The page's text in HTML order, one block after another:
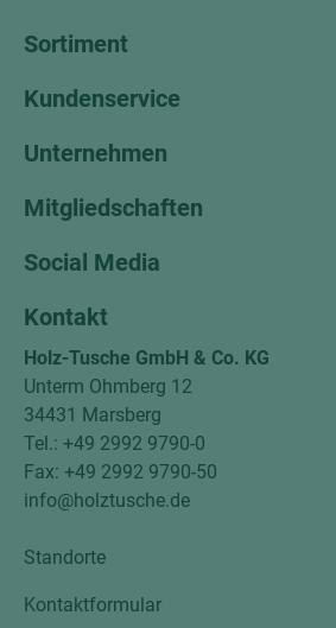
Sortiment
Kundenservice
Unternehmen
Mitgliedschaften
Social Media
Kontakt
Holz-Tusche GmbH & Co. KG
Unterm Ohmberg 12
34431 Marsberg
Tel.: +49 2992 9790-0
Fax: +49 2992 9790-50
info@holztusche.de
Standorte
Kontaktformular